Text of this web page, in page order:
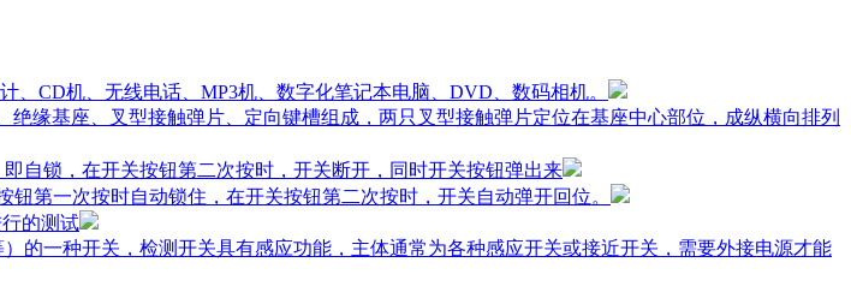
CD机、无线电话、MP3机、数字化笔记本电脑、DVD、数码相机。
缘基座、叉型接触弹片、定向键槽组成，两只叉型接触弹片定位在基座中心部位，成纵横向排列
自锁，在开关按钮第二次按时，开关断开，同时开关按钮弹出来
第一次按时自动锁住，在开关按钮第二次按时，开关自动弹开回位。
的测试
的一种开关，检测开关具有感应功能，主体通常为各种感应开关或接近开关，需要外接电源才能